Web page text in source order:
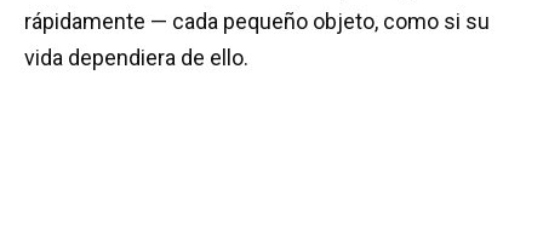
rápidamente — cada pequeño objeto, como si su
vida dependiera de ello.